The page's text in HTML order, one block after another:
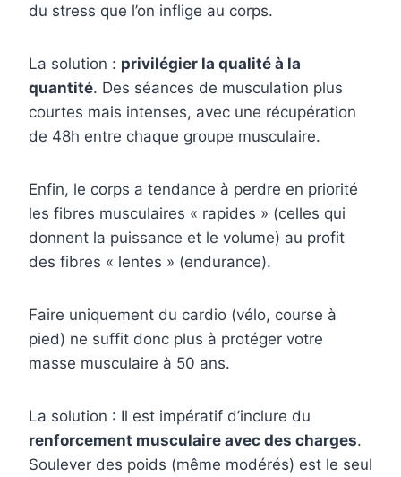
du stress que l’on inflige au corps.
La solution : privilégier la qualité à la
quantité. Des séances de musculation plus
courtes mais intenses, avec une récupération
de 48h entre chaque groupe musculaire.
Enfin, le corps a tendance à perdre en priorité
les fibres musculaires « rapides » (celles qui
donnent la puissance et le volume) au profit
des fibres « lentes » (endurance).
Faire uniquement du cardio (vélo, course à
pied) ne suffit donc plus à protéger votre
masse musculaire à 50 ans.
La solution : Il est impératif d’inclure du
renforcement musculaire avec des charges.
Soulever des poids (même modérés) est le seul